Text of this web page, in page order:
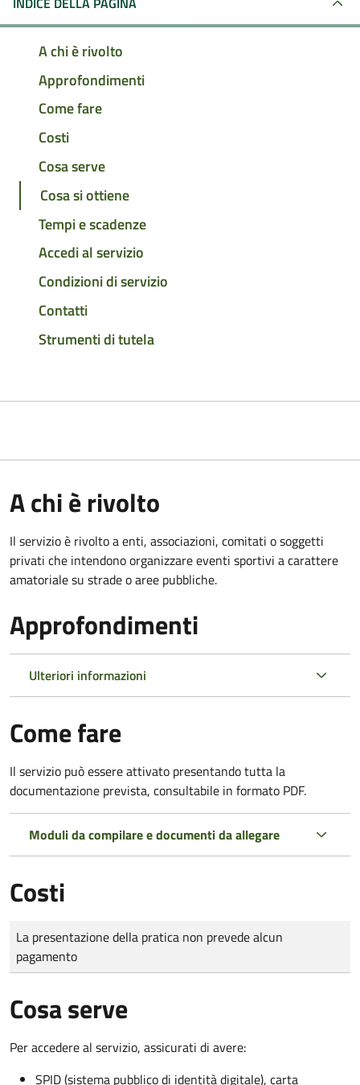
A chi è rivolto
Approfondimenti
Come fare
Costi
Cosa serve
Cosa si ottiene
Tempi e scadenze
Accedi al servizio
Condizioni di servizio
Contatti
Strumenti di tutela
A chi è rivolto
Il servizio è rivolto a enti, associazioni, comitati o soggetti
privati che intendono organizzare eventi sportivi a carattere
amatoriale su strade o aree pubbliche.
Approfondimenti
Ulteriori informazioni
Come fare
Il servizio può essere attivato presentando tutta la
documentazione prevista, consultabile in formato PDF.
Moduli da compilare e documenti da allegare
Costi
Tipo di pagamento
Importo
La presentazione della pratica non prevede alcun
pagamento
Cosa serve
Per accedere al servizio, assicurati di avere:
SPID (sistema pubblico di identità digitale), carta